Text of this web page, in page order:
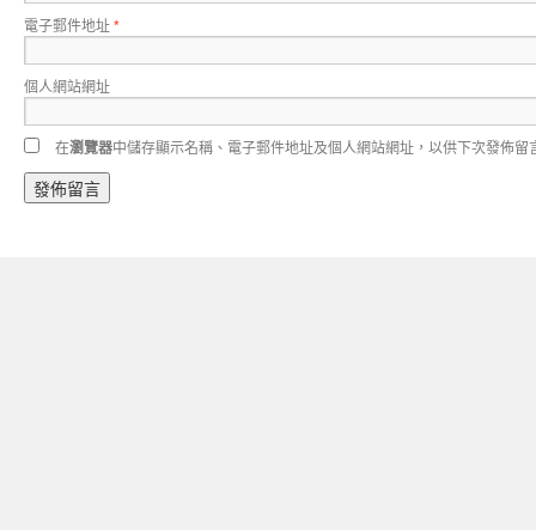
電子郵件地址*
個人網站網址
在瀏覽器中儲存顯示名稱、電子郵件地址及個人網站網址，以供下次發佈留